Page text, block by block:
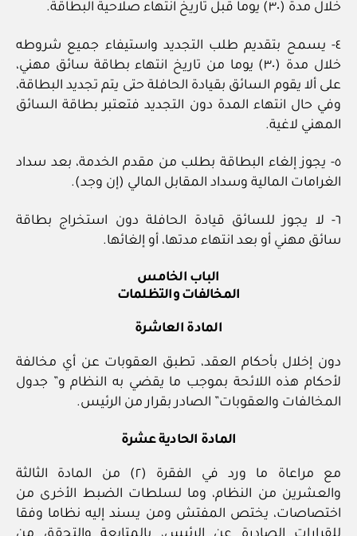
خلال مدة (٣٠) يوما قبل تاريخ انتهاء صلاحية البطاقة.
٤- يسمح بتقديم طلب التجديد واستيفاء جميع شروطه
خلال مدة (٣٠) يوما من تاريخ انتهاء بطاقة سائق مهني،
على ألا يقوم السائق بقيادة الحافلة حتى يتم تجديد البطاقة،
وفي حال انتهاء المدة دون التجديد فتعتبر بطاقة السائق
المهني لاغية.
٥- يجوز إلغاء البطاقة بطلب من مقدم الخدمة، بعد سداد
الغرامات المالية وسداد المقابل المالي (إن وجد).
٦- لا يجوز للسائق قيادة الحافلة دون استخراج بطاقة
سائق مهني أو بعد انتهاء مدتها، أو إلغائها.
الباب الخامس
المخالفات والتظلمات
المادة العاشرة
دون إخلال بأحكام العقد، تطبق العقوبات عن أي مخالفة
لأحكام هذه اللائحة بموجب ما يقضي به النظام و” جدول
المخالفات والعقوبات” الصادر بقرار من الرئيس.
المادة الحادية عشرة
مع مراعاة ما ورد في الفقرة (٢) من المادة الثالثة
والعشرين من النظام، وما لسلطات الضبط الأخرى من
اختصاصات، يختص المفتش ومن يسند إليه نظاما وفقا